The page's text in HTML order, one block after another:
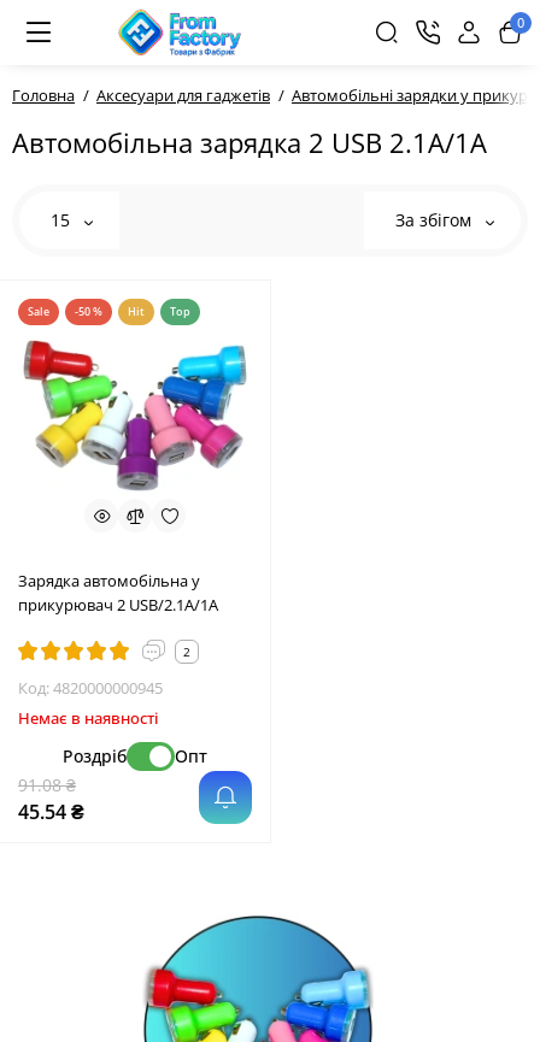
0
Головна Аксесуари для гаджетів Автомобільні зарядки у
Автомобільна зарядка 2 USB 2.1A/1A
15 За збігом
Sale -50 % Hit Top
Зарядка автомобільна у
прикурювач 2 USB/2.1A/1A
2
Код:4820000000945
Немає в наявності
Роздріб
Опт
91.08 ₴
45.54 ₴